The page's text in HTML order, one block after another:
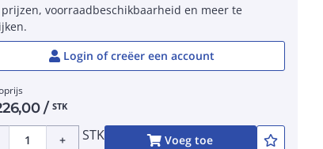
prijzen, voorraadbeschikbaarheid en meer te
Login of creëer een account
/ STK
+ STK Voeg toe